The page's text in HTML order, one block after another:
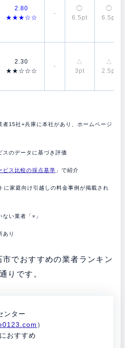
2.80
★★★☆☆
-
◯
6.5pt
◯
6.5pt
2.30
★★☆☆☆
-
△
3pt
△
2.5pt
者15社+兵庫に本社があり、ホームページ
スのデータに基づき評価
ビス比較の採点基準 」で紹介
に家庭向け引越しの料金事例が掲載され
い業者「×」
あり
でおすすめの業者ランキン
りです。
ンター
）
おすすめ